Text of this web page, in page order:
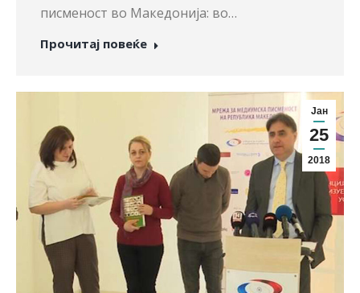
писменост во Македонија: во…
Прочитај повеќе
Јан
25
2018